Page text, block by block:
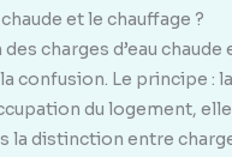
chaude et le chauffage ?
charges d’eau chaude
confusion. Le principe :
du logement,
la distinction entre